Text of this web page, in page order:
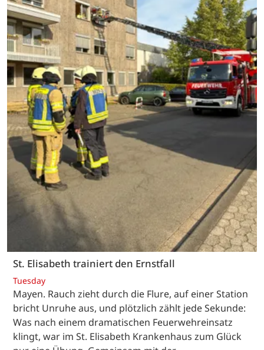
St. Elisabeth trainiert den Ernstfall
Tuesday
Mayen. Rauch zieht durch die Flure, auf einer Station
bricht Unruhe aus, und plötzlich zählt jede Sekunde:
Was nach einem dramatischen Feuerwehreinsatz
klingt, war im St. Elisabeth Krankenhaus zum Glück